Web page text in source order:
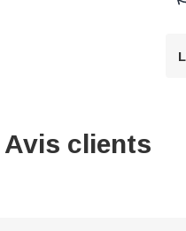
Avis clients